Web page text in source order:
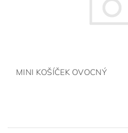
MINI KOŠÍČEK OVOCNÝ